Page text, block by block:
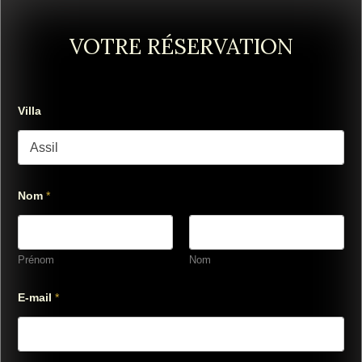
VOTRE RÉSERVATION
Villa
Nom *
Prénom Nom
E-mail *